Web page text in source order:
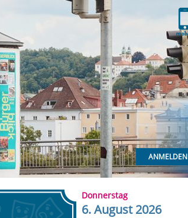
ANMELDEN
Donnerstag
6. August 2026